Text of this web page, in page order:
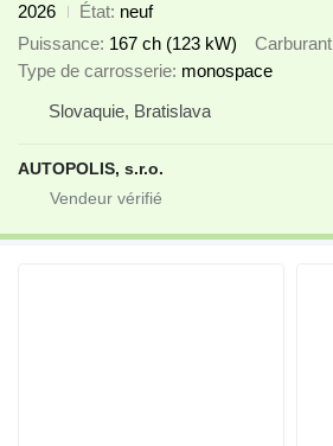
2026
État neuf
Puissance 167 ch (123 kW) Carburant
Type de carrosserie monospace
Slovaquie, Bratislava
AUTOPOLIS, s.r.o.